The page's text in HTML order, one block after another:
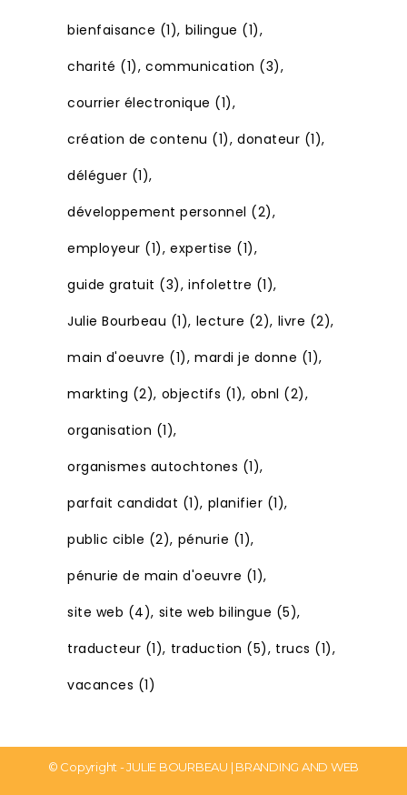
bienfaisance (1) bilingue (1)
charité (1) communication (3)
courrier électronique (1)
création de contenu (1) donateur (1)
déléguer (1)
développement personnel (2)
employeur (1) expertise (1)
guide gratuit (3) infolettre (1)
Julie Bourbeau (1) lecture (2) livre (2)
main d'oeuvre (1) mardi je donne (1)
markting (2) objectifs (1) obnl (2)
organisation (1)
organismes autochtones (1)
parfait candidat (1) planifier (1)
public cible (2) pénurie (1)
pénurie de main d'oeuvre (1)
site web (4) site web bilingue (5)
traducteur (1) traduction (5) trucs (1)
vacances (1)
© Copyright -JULIE BOURBEAU | BRANDING AND WEB